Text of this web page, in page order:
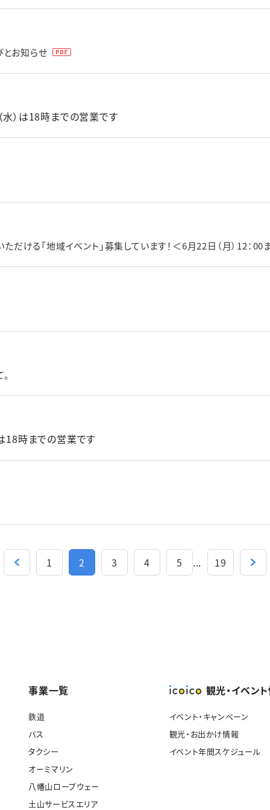
お知らせ
水）は18時までの営業です
だける「地域イベント」募集しています！＜6月22日（月）12：00
18時までの営業です
1 2 3 4 5 ... 19
事業一覧
鉄道
バス
タクシー
オーミマリン
八幡山ロープウェー
土山サービスエリア
観光・イベン
イベント・キャンペーン
観光・お出かけ情報
イベント年間スケジュール